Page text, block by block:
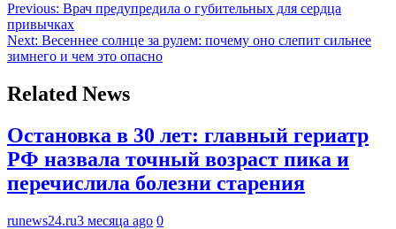
Previous: Врач предупредила о губительных для сердца
привычках
Next: Весеннее солнце за рулем: почему оно слепит сильнее
зимнего и чем это опасно
Related News
Остановка в 30 лет: главный гериатр
РФ назвала точный возраст пика и
перечислила болезни старения
runews24.ru3 месяца ago 0